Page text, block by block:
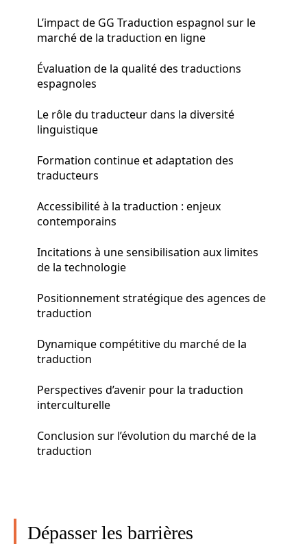
L’impact de GG Traduction espagnol sur le
marché de la traduction en ligne
Évaluation de la qualité des traductions
espagnoles
Le rôle du traducteur dans la diversité
linguistique
Formation continue et adaptation des
traducteurs
Accessibilité à la traduction : enjeux
contemporains
Incitations à une sensibilisation aux limites
de la technologie
Positionnement stratégique des agences de
traduction
Dynamique compétitive du marché de la
traduction
Perspectives d’avenir pour la traduction
interculturelle
Conclusion sur l’évolution du marché de la
traduction
Dépasser les barrières